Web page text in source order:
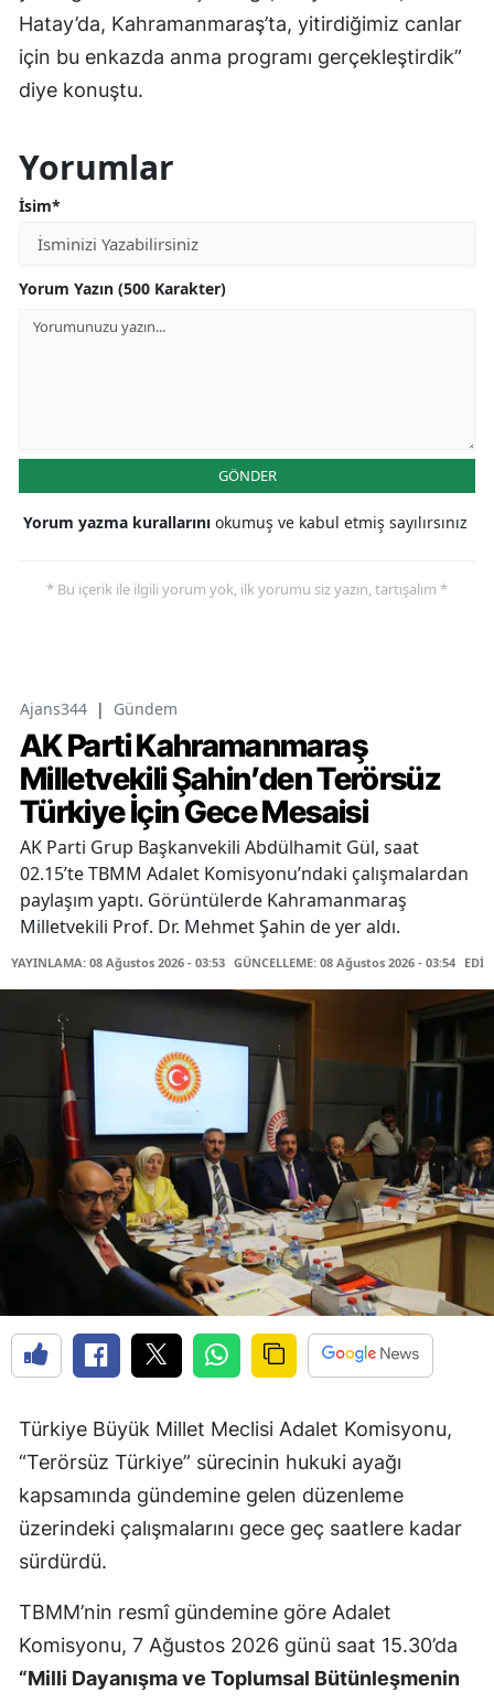
Hatay’da, Kahramanmaraş’ta, yitirdiğimiz canlar
için bu enkazda anma programı gerçekleştirdik”
diye konuştu.
Yorumlar
İsim*
Yorum Yazın (500 Karakter)
GÖNDER
Yorum yazma kurallarını okumuş ve kabul etmiş sayılırsınız
* Bu içerik ile ilgili yorum yok, ilk yorumu siz yazın, tartışalım *
Ajans344 | Gündem
AK Parti Kahramanmaraş
Milletvekili Şahin’den Terörsüz
Türkiye İçin Gece Mesaisi
AK Parti Grup Başkanvekili Abdülhamit Gül, saat
02.15’te TBMM Adalet Komisyonu’ndaki çalışmalardan
paylaşım yaptı. Görüntülerde Kahramanmaraş
Milletvekili Prof. Dr. Mehmet Şahin de yer aldı.
YAYINLAMA: 08 Ağustos 2026 - 03:53 GÜNCELLEME: 08 Ağustos 2026 - 03:54
Türkiye Büyük Millet Meclisi Adalet Komisyonu,
“Terörsüz Türkiye” sürecinin hukuki ayağı
kapsamında gündemine gelen düzenleme
üzerindeki çalışmalarını gece geç saatlere kadar
sürdürdü.
TBMM’nin resmî gündemine göre Adalet
Komisyonu, 7 Ağustos 2026 günü saat 15.30’da
“Milli Dayanışma ve Toplumsal Bütünleşmenin